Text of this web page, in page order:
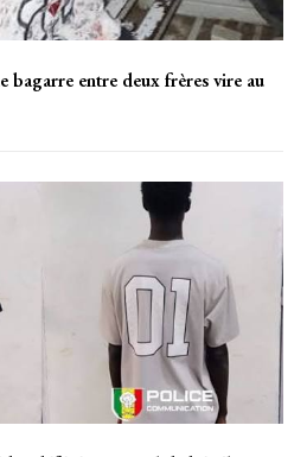
bagarre entre deux frères vire au